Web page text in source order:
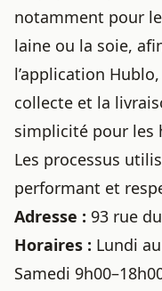
notamment pour
laine ou la soie,
l’application
collecte et la
simplicité pour les
Les processus
performant et
Adresse : 93 rue
Horaires : Lundi
Samedi